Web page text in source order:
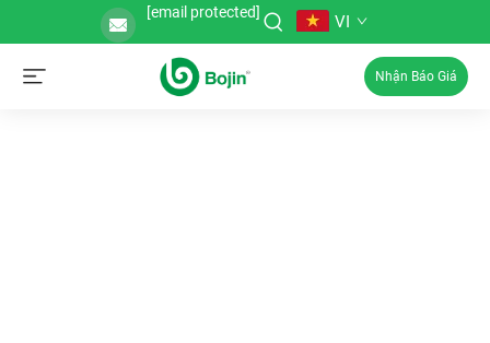
[email protected] VI
Nhận Báo Giá